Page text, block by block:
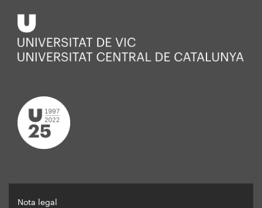
Nota legal